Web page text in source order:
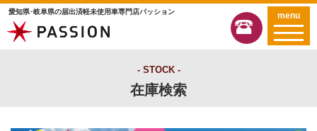
愛知県･岐阜県の届出済軽未使用車専門店パッション menu
STOCK
在庫検索